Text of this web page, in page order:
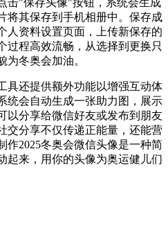
将其保存到手机相册中。保存成
人资料设置页面，上传新保存的
过程高效流畅，从选择到更换只
为冬奥会加油。
具还提供额外功能以增强互动体
统会自动生成一张助力图，展示
以分享给微信好友或发布到朋友
交分享不仅传递正能量，还能营
作2025冬奥会微信头像是一种简
起来，用你的头像为奥运健儿们